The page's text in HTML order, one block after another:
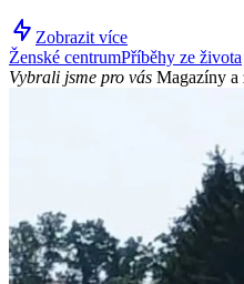
Zobrazit více
Ženské centrumPříběhy ze života
Vybrali jsme pro vás Magazíny a